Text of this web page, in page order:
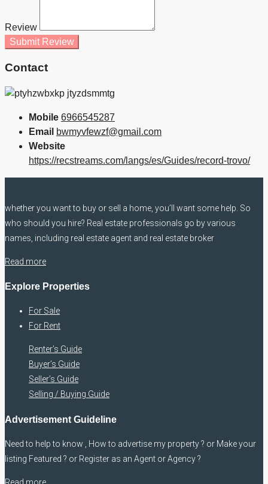
Review
Submit Review
Contact
Mobile 6966545287
Email bwmyvfewzf@gmail.com
Website
https://recstreams.com/langs/es/Guides/record-trovo/
whether you want to buy or sell a home, you’ll want some help. So
who should you hire? Real estate professionals go by various
names, including real estate agent and real estate broker
Read more
Explore Properties
For Sale
For Rent
Renter’s Guide
Buyer’s Guide
Seller’s Guide
Selling / Buying Guide
Advertisement Guideline
Need to help to know , How to advertise my property ? or Make your
listing Featured ? or Register as an Agent or Agency ?